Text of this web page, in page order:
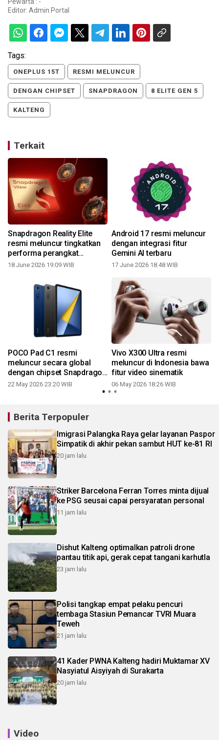
Editor: Admin Portal
Tags:
ONEPLUS 15T RESMI MELUNCUR
DENGAN CHIPSET SNAPDRAGON 8 ELITE GEN 5
KALTENG
Terkait
Snapdragon Reality Elite
resmi meluncur tingkatkan
performa perangkat
augmented reality
18 June 2026 19:09 WIB
Android 17 resmi meluncur
dengan integrasi fitur
Gemini AI terbaru
17 June 2026 18:48 WIB
POCO Pad C1 resmi
meluncur secara global
dengan chipset Snapdragon
6s Gen 2
22 May 2026 23:20 WIB
Vivo X300 Ultra resmi
meluncur di Indonesia bawa
fitur video sinematik
06 May 2026 18:26 WIB
Berita Terpopuler
Imigrasi Palangka Raya gelar layanan Paspor
Simpatik di akhir pekan sambut HUT ke-81 RI
20 jam lalu
Striker Barcelona Ferran Torres minta dijual
ke PSG seusai capai persyaratan personal
11 jam lalu
Dishut Kalteng optimalkan patroli drone
pantau titik api, gerak cepat tangani karhutla
23 jam lalu
Polisi tangkap empat pelaku pencuri
tembaga Stasiun Pemancar TVRI Muara
Teweh
21 jam lalu
41 Kader PWNA Kalteng hadiri Muktamar XV
Nasyiatul Aisyiyah di Surakarta
20 jam lalu
Video